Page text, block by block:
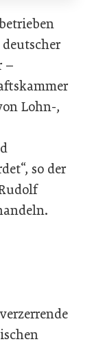
–
Lohn-,
so der